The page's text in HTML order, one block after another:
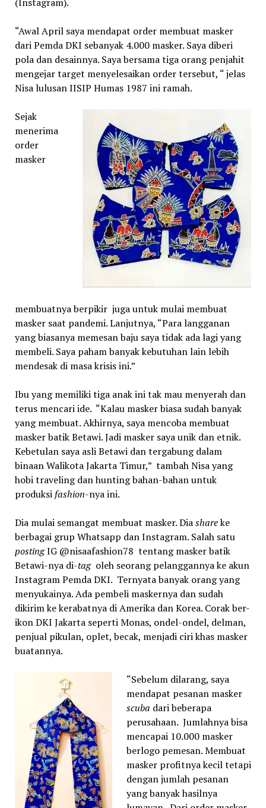
“Awal April saya mendapat order membuat masker
dari Pemda DKI sebanyak 4.000 masker. Saya diberi
pola dan desainnya. Saya bersama tiga orang penjahit
mengejar target menyelesaikan order tersebut, “ jelas
Nisa lulusan IISIP Humas 1987 ini ramah.
Sejak
menerima
order
masker
membuatnya berpikir juga untuk mulai membuat
masker saat pandemi. Lanjutnya, “Para langganan
yang biasanya memesan baju saya tidak ada lagi yang
membeli. Saya paham banyak kebutuhan lain lebih
mendesak di masa krisis ini.”
Ibu yang memiliki tiga anak ini tak mau menyerah dan
terus mencari ide. “Kalau masker biasa sudah banyak
yang membuat. Akhirnya, saya mencoba membuat
masker batik Betawi. Jadi masker saya unik dan etnik.
Kebetulan saya asli Betawi dan tergabung dalam
binaan Walikota Jakarta Timur,” tambah Nisa yang
hobi traveling dan hunting bahan-bahan untuk
produksi fashion-nya ini.
Dia mulai semangat membuat masker. Diashareke
berbagai grup Whatsapp dan Instagram. Salah satu
postingIG @nisaafashion78 tentang masker batik
Betawi-nya di-tag oleh seorang pelanggannya ke akun
Instagram Pemda DKI. Ternyata banyak orang yang
menyukainya. Ada pembeli maskernya dan sudah
dikirim ke kerabatnya di Amerika dan Korea. Corak ber-
ikon DKI Jakarta seperti Monas, ondel-ondel, delman,
penjual pikulan, oplet, becak, menjadi ciri khas masker
buatannya.
“Sebelum dilarang, saya
mendapat pesanan masker
scuba dari beberapa
perusahaan. Jumlahnya bisa
mencapai 10.000 masker
berlogo pemesan. Membuat
masker profitnya kecil tetapi
dengan jumlah pesanan
yang banyak hasilnya